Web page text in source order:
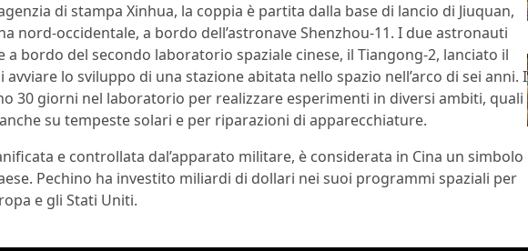
di stampa Xinhua, la coppia è partita dalla base di lancio di Jiuquan,
nord-occidentale, a bordo dell’astronave Shenzhou-11. I due astronauti
bordo del secondo laboratorio spaziale cinese, il Tiangong-2, lanciato il
avviare lo sviluppo di una stazione abitata nello spazio nell’arco di sei anni. I
30 giorni nel laboratorio per realizzare esperimenti in diversi ambiti, quali
su tempeste solari e per riparazioni di apparecchiature.
e controllata dal’apparato militare, è considerata in Cina un simbolo
Pechino ha investito miliardi di dollari nei suoi programmi spaziali per
e gli Stati Uniti.